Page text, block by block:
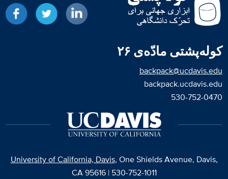
کوله‌پشتی مادّه‌ی ۲۶
backpack@ucdavis.edu
backpack.ucdavis.edu
530-752-0470
در شبکه در LinkedIn
University of California, Davis, One Shields Avenue, Davis,
CA 95616 | 530-752-1011